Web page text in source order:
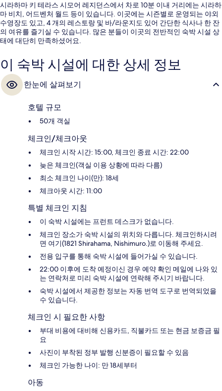
시라하마 키 테라스 시모어 레지던스에서 차로 10분 이내 거리에는 시라하
마 비치, 어드벤처 월드 등이 있습니다. 이곳에는 시즌별로 운영되는 야외
수영장도 있고, 4 개의 레스토랑 및 바/라운지도 있어 간단한 식사나 한 잔
의 여유를 즐기실 수 있습니다. 많은 분들이 이곳의 전반적인 숙박 시설 상
태에 대단히 만족하셨어요.
이 숙박 시설에 대한 상세 정보
한눈에 살펴보기
호텔 규모
50개 객실
체크인/체크아웃
체크인 시작 시간: 15:00, 체크인 종료 시간: 22:00
늦은 체크인(객실 이용 상황에 따라 다름)
최소 체크인 나이(만): 18세
체크아웃 시간: 11:00
특별 체크인 지침
이 숙박 시설에는 프런트 데스크가 없습니다.
체크인 장소가 숙박 시설의 위치와 다릅니다. 체크인하시려
면 여기(1821 Shirahama, Nishimuro.)로 이동해 주세요.
전용 입구를 통해 숙박 시설에 들어가실 수 있습니다.
22:00 이후에 도착 예정이신 경우 예약 확인 메일에 나와 있
는 연락처로 미리 숙박 시설에 연락해 주시기 바랍니다.
숙박 시설에서 제공한 정보는 자동 번역 도구로 번역되었을
수 있습니다.
체크인 시 필요한 사항
부대 비용에 대비해 신용카드, 직불카드 또는 현금 보증금 필
요
사진이 부착된 정부 발행 신분증이 필요할 수 있음
체크인 가능한 나이: 만 18세부터
아동